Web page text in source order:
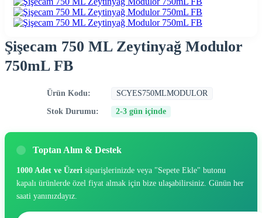
Şişecam 750 ML Zeytinyağ Modulor
750mL FB
Ürün Kodu: SCYES750MLMODULOR
Stok Durumu: 2-3 gün içinde
Toptan Alım & Destek
1000 Adet ve Üzeri siparişlerinizde veya "Sepete Ekle" butonu
kapalı ürünlerde özel fiyat almak için bize ulaşabilirsiniz. Günün her
saati yanınızdayız.